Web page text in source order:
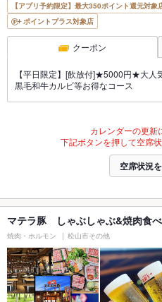
【アプリ予約限定】最大350ポイント還元対象
ポイントプラス対象店
クーポン
【平日限定】[飲放付]★5000円★大
黒毛和牛カルビ等お得なコース
カレンダーの更新
下記ボタンを押して空席
空席状況
マテラ豚 しゃぶしゃぶ&焼肉食
焼肉・ホルモン 松山市その他